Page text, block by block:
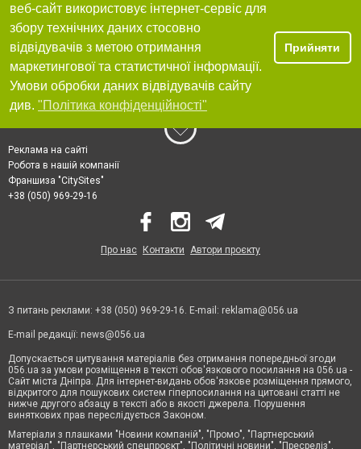
веб-сайт використовує інтернет-сервіс для
збору технічних даних стосовно
відвідувачів з метою отримання
маркетингової та статистичної інформації.
Умови обробки даних відвідувачів сайту
див. "Політика конфіденційності"
Прийняти
Реклама на сайті
Робота в нашій компанії
Франшиза "CitySites"
+38 (050) 969-29-16
Про нас Контакти Автори проєкту
З питань реклами: +38 (050) 969-29-16. E-mail: reklama@056.ua
E-mail редакції: news@056.ua
Допускається цитування матеріалів без отримання попередньої згоди
056.ua за умови розміщення в тексті обов'язкового посилання на 056.ua -
Сайт міста Дніпра. Для інтернет-видань обов'язкове розміщення прямого,
відкритого для пошукових систем гіперпосилання на цитовані статті не
нижче другого абзацу в тексті або в якості джерела. Порушення
виняткових прав переслідується Законом.
Матеріали з плашками "Новини компаній", "Промо", "Партнерський
матеріал", "Партнерський спецпроєкт", "Політичні новини", "Пресреліз",